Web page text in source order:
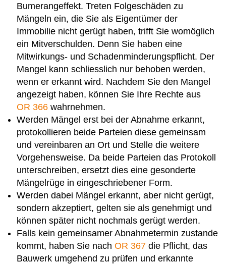
Bumerangeffekt. Treten Folgeschäden zu
Mängeln ein, die Sie als Eigentümer der
Immobilie nicht gerügt haben, trifft Sie womöglich
ein Mitverschulden. Denn Sie haben eine
Mitwirkungs- und Schadenminderungspflicht. Der
Mangel kann schliesslich nur behoben werden,
wenn er erkannt wird. Nachdem Sie den Mangel
angezeigt haben, können Sie Ihre Rechte aus
OR 366 wahrnehmen.
Werden Mängel erst bei der Abnahme erkannt,
protokollieren beide Parteien diese gemeinsam
und vereinbaren an Ort und Stelle die weitere
Vorgehensweise. Da beide Parteien das Protokoll
unterschreiben, ersetzt dies eine gesonderte
Mängelrüge in eingeschriebener Form.
Werden dabei Mängel erkannt, aber nicht gerügt,
sondern akzeptiert, gelten sie als genehmigt und
können später nicht nochmals gerügt werden.
Falls kein gemeinsamer Abnahmetermin zustande
kommt, haben Sie nach OR 367 die Pflicht, das
Bauwerk umgehend zu prüfen und erkannte